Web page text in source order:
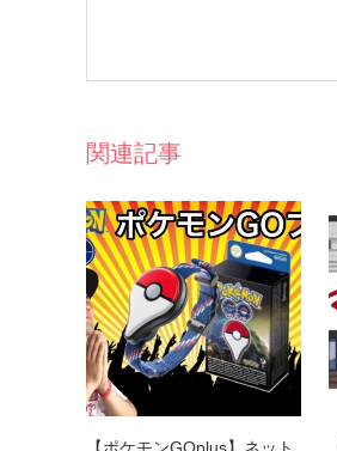
関連記事
【ポケモンGOplus】ネット